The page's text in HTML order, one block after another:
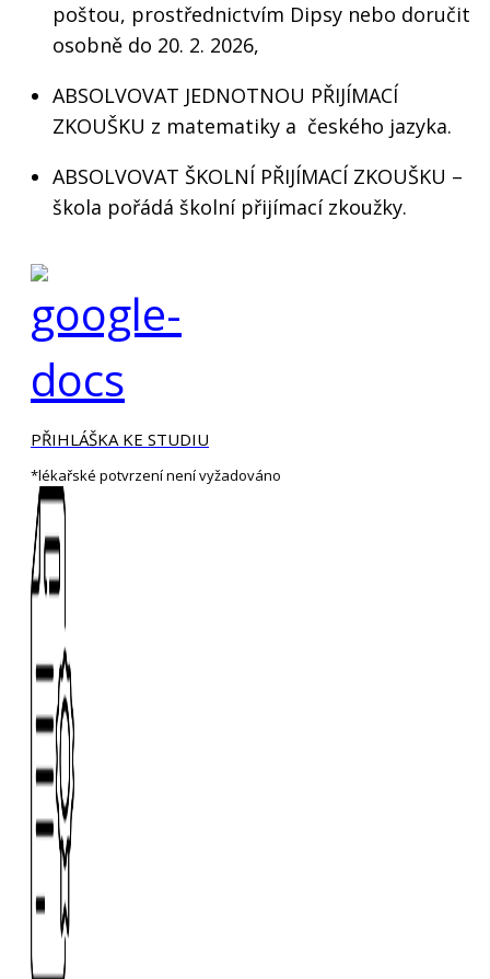
poštou, prostřednictvím Dipsy nebo doručit
osobně do 20. 2. 2026,
ABSOLVOVAT JEDNOTNOU PŘIJÍMACÍ
ZKOUŠKU z matematiky a českého jazyka.
ABSOLVOVAT ŠKOLNÍ PŘIJÍMACÍ ZKOUŠKU –
škola pořádá školní přijímací zkoužky.
PŘIHLÁŠKA KE STUDIU
*lékařské potvrzení není vyžadováno